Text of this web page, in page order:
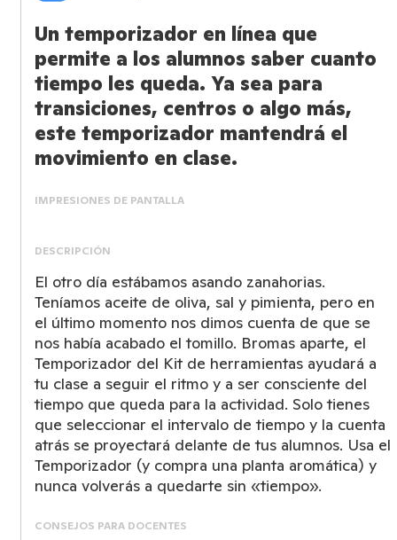
Un temporizador en línea que
permite a los alumnos saber cuanto
tiempo les queda. Ya sea para
transiciones, centros o algo más,
este temporizador mantendrá el
movimiento en clase.
IMPRESIONES DE PANTALLA
DESCRIPCIÓN
El otro día estábamos asando zanahorias.
Teníamos aceite de oliva, sal y pimienta, pero en
el último momento nos dimos cuenta de que se
nos había acabado el tomillo. Bromas aparte, el
Temporizador del Kit de herramientas ayudará a
tu clase a seguir el ritmo y a ser consciente del
tiempo que queda para la actividad. Solo tienes
que seleccionar el intervalo de tiempo y la cuenta
atrás se proyectará delante de tus alumnos. Usa el
Temporizador (y compra una planta aromática) y
nunca volverás a quedarte sin «tiempo».
CONSEJOS PARA DOCENTES